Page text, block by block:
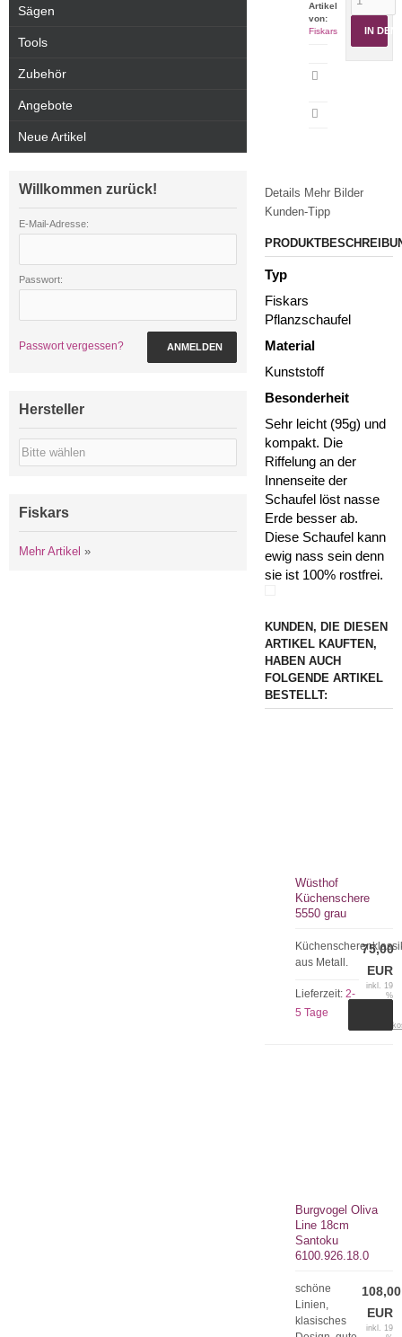
IN DEN
Artikel
von:
Fiskars
Details Mehr Bilder
Kunden-Tipp
Typ
Fiskars
Pflanzschaufel
Material
Kunststoff
Besonderheit
Sehr leicht (95g) und
kompakt. Die
Riffelung an der
Innenseite der
Schaufel löst nasse
Erde besser ab.
Diese Schaufel kann
ewig nass sein denn
sie ist 100% rostfrei.
KUNDEN, DIE DIESEN
ARTIKEL KAUFTEN,
HABEN AUCH
FOLGENDE ARTIKEL
BESTELLT:
Wüsthof
Küchenschere
5550 grau
aus Metall.
Lieferzeit:2-
5 Tage
75,00
EUR
inkl. 19
%
Burgvogel Oliva
Line 18cm
Santoku
6100.926.18.0
schöne
Linien,
klasisches
108,00
EUR
inkl. 19
Sägen
Tools
Zubehör
Angebote
Neue Artikel
Willkommen zurück!
E-Mail-Adresse:
Passwort:
Passwort vergessen? ANMELDEN
Hersteller
Fiskars
Mehr Artikel »